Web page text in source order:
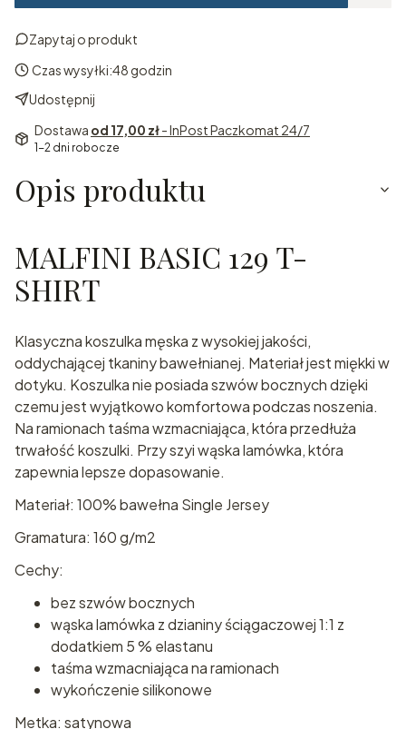
Zapytaj o produkt
Czas wysyłki:48 godzin
Udostępnij
Dostawa od 17,00 zł- InPost Paczkomat 24/7
1-2 dni robocze
Opis produktu
MALFINI BASIC 129 T-
SHIRT
Klasyczna koszulka męska z wysokiej jakości,
oddychającej tkaniny bawełnianej. Materiał jest miękki w
dotyku. Koszulka nie posiada szwów bocznych dzięki
czemu jest wyjątkowo komfortowa podczas noszenia.
Na ramionach taśma wzmacniająca, która przedłuża
trwałość koszulki. Przy szyi wąska lamówka, która
zapewnia lepsze dopasowanie.
Materiał: 100% bawełna Single Jersey
Gramatura: 160 g/m2
Cechy:
bez szwów bocznych
wąska lamówka z dzianiny ściągaczowej 1:1 z
dodatkiem 5 % elastanu
taśma wzmacniająca na ramionach
wykończenie silikonowe
Metka: satynowa